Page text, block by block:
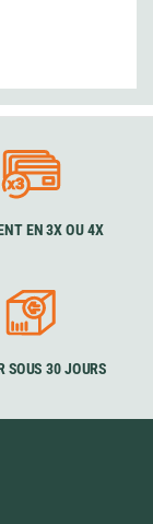
EN 3X OU 4X
SOUS 30 JOURS